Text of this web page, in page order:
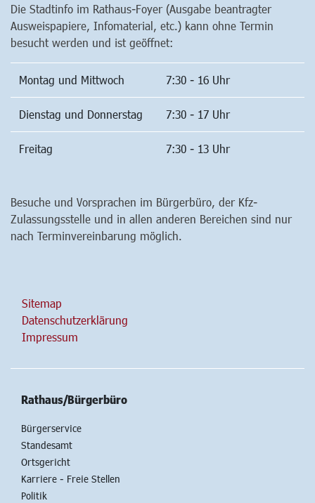
Die Stadtinfo im Rathaus-Foyer (Ausgabe beantragter
Ausweispapiere, Infomaterial, etc.) kann ohne Termin
besucht werden und ist geöffnet:
Montag und Mittwoch 7:30 - 16 Uhr
Dienstag und Donnerstag 7:30 - 17 Uhr
Freitag 7:30 - 13 Uhr
Besuche und Vorsprachen im Bürgerbüro, der Kfz-
Zulassungsstelle und in allen anderen Bereichen sind nur
nach Terminvereinbarung möglich.
Sitemap
Datenschutzerklärung
Impressum
Rathaus/Bürgerbüro
Bürgerservice
Standesamt
Ortsgericht
Karriere - Freie Stellen
Politik